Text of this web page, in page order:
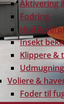
Aktivering
Fodring
Hud &
Insekt
Klippere &
Voliere &
Foder til